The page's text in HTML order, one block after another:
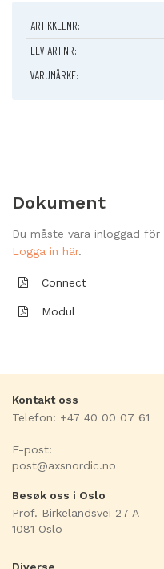
ARTIKKELNR:
LEV.ART.NR:
VARUMÄRKE:
Dokument
Du måste vara inloggad
Logga in här.
Connect
Modul
Kontakt oss
Telefon: +47 40 00 07 61
E-post:
post@axsnordic.no
Besøk oss i Oslo
Prof. Birkelandsvei 27 A
1081 Oslo
Diverse